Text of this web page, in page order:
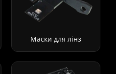
Маски для лінз